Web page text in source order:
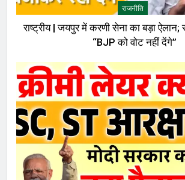
राजनीति
राष्ट्रीय | जयपुर में करणी सेना का बड़ा
“BJP को वोट नहीं देंगे”